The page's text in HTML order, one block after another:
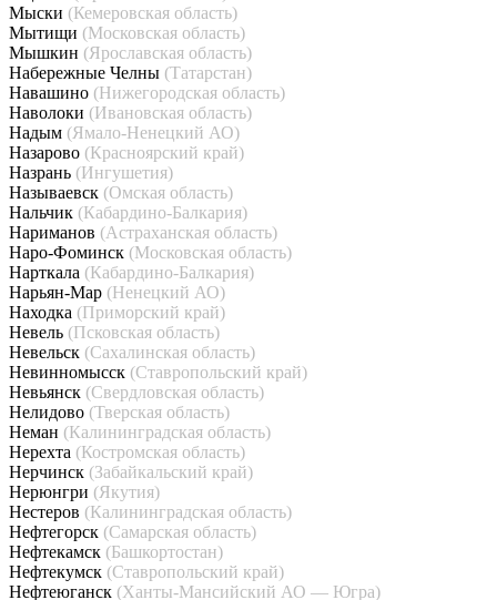
Мыски (Кемеровская область)
Мытищи (Московская область)
Мышкин (Ярославская область)
Набережные Челны (Татарстан)
Навашино (Нижегородская область)
Наволоки (Ивановская область)
Надым (Ямало-Ненецкий АО)
Назарово (Красноярский край)
Назрань (Ингушетия)
Называевск (Омская область)
Нальчик (Кабардино-Балкария)
Нариманов (Астраханская область)
Наро-Фоминск (Московская область)
Нарткала (Кабардино-Балкария)
Нарьян-Мар (Ненецкий АО)
Находка (Приморский край)
Невель (Псковская область)
Невельск (Сахалинская область)
Невинномысск (Ставропольский край)
Невьянск (Свердловская область)
Нелидово (Тверская область)
Неман (Калининградская область)
Нерехта (Костромская область)
Нерчинск (Забайкальский край)
Нерюнгри (Якутия)
Нестеров (Калининградская область)
Нефтегорск (Самарская область)
Нефтекамск (Башкортостан)
Нефтекумск (Ставропольский край)
Нефтеюганск (Ханты-Мансийский АО — Югра)